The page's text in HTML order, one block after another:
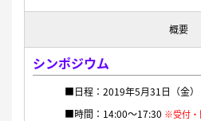
概要
シンポジウム
■日程：2019年5月31日（金）
■時間：14:00〜17:30 ※受付・